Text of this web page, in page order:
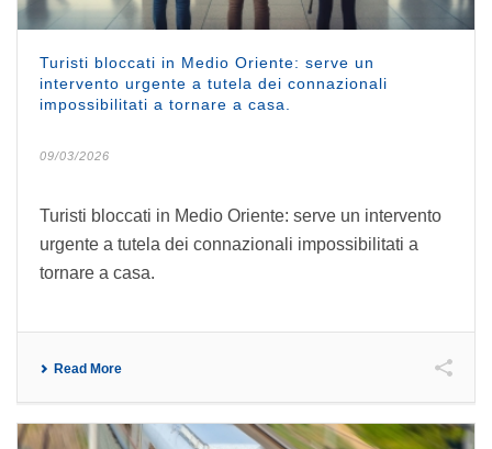
Turisti bloccati in Medio Oriente: serve un
intervento urgente a tutela dei connazionali
impossibilitati a tornare a casa.
09/03/2026
Turisti bloccati in Medio Oriente: serve un intervento
urgente a tutela dei connazionali impossibilitati a
tornare a casa.
Read More